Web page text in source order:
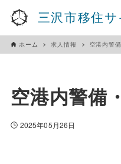
三沢市移住サ
ホーム 求人情報 空港内警
空港内警備
2025年05月26日